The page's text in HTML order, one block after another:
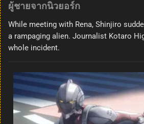
ผู้ชายจากนิวยอร์ก
While meeting with Rena, Shinjiro
a rampaging alien. Journalist Kotaro
whole incident.